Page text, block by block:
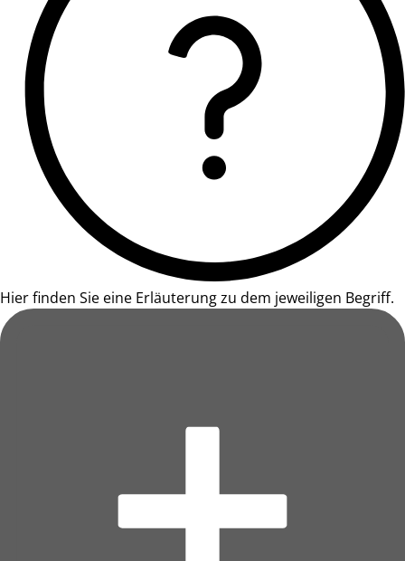
Hier finden Sie eine Erläuterung zu dem jeweiligen Begriff.